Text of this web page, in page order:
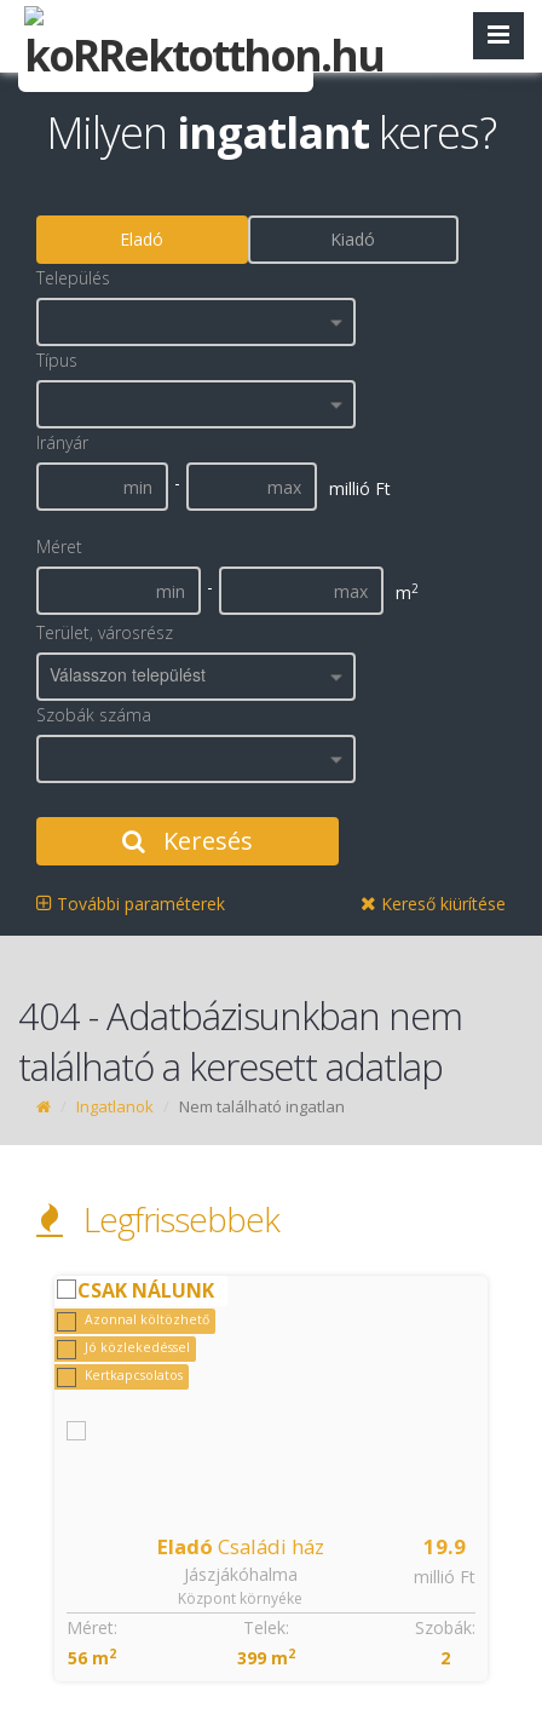
Milyen ingatlant keres?
Eladó
Kiadó
Település
Típus
Irányár
-
millió Ft
Méret
-
m2
Terület, városrész
Válasszon települést
Szobák száma
Keresés
További paraméterek Kereső kiürítése
404 - Adatbázisunkban nem
található a keresett adatlap
Ingatlanok Nem található ingatlan
Legfrissebbek
CSAK NÁLUNK
Azonnal költözhető
Jó közlekedéssel
Kertkapcsolatos
19.9
millió Ft
Eladó Családi ház
Jászjákóhalma
Központ környéke
Szobák:
2
Méret:
56 m2
Telek:
399 m2